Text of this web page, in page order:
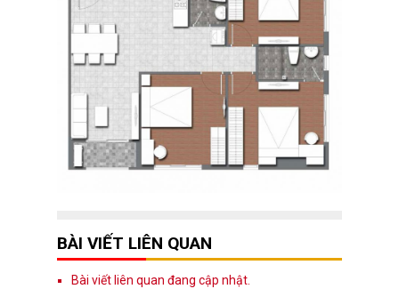
BÀI VIẾT LIÊN QUAN
Bài viết liên quan đang cập nhật.